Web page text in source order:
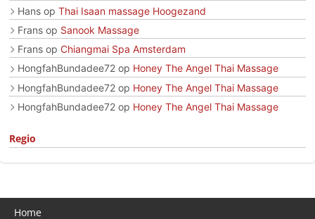
Hans op Thai Isaan massage Hoogezand
Frans op Sanook Massage
Frans op Chiangmai Spa Amsterdam
HongfahBundadee72 op Honey The Angel Thai Massage
HongfahBundadee72 op Honey The Angel Thai Massage
HongfahBundadee72 op Honey The Angel Thai Massage
Regio
Home